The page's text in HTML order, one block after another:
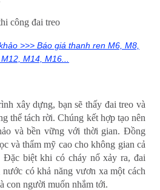
>>> Báo giá thanh ren M6, M8,
M14, M16...
xây dựng, bạn sẽ thấy đai treo và
thể tách rời. Chúng kết hợp tạo nên
và bền vững với thời gian. Đồng
và thẩm mỹ cao cho không gian cả
Đặc biệt khi có cháy nổ xảy ra, đai
có khả năng vươn xa một cách
con người muốn nhắm tới.